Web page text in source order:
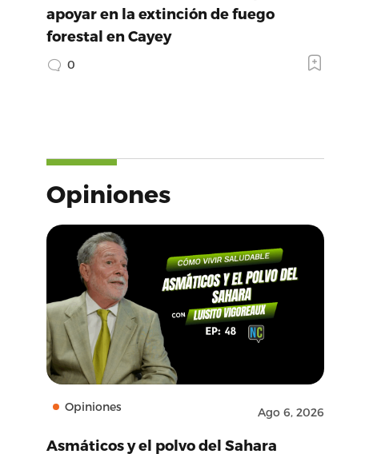
apoyar en la extinción de fuego
forestal en Cayey
0
Opiniones
Opiniones Ago 6, 2026
Asmáticos y el polvo del Sahara